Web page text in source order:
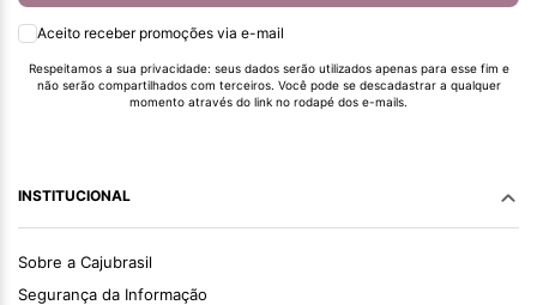
Aceito receber promoções via e-mail
Respeitamos a sua privacidade: seus dados serão utilizados apenas para esse fim e
não serão compartilhados com terceiros. Você pode se descadastrar a qualquer
momento através do link no rodapé dos e-mails.
INSTITUCIONAL
Sobre a Cajubrasil
Segurança da Informação